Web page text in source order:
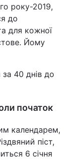
року-2019,
до
для кожної
Йому
за 40 днів до
початок
календарем,
піст,
6 січня